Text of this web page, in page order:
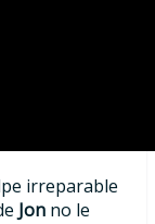
irreparable
Jon no le